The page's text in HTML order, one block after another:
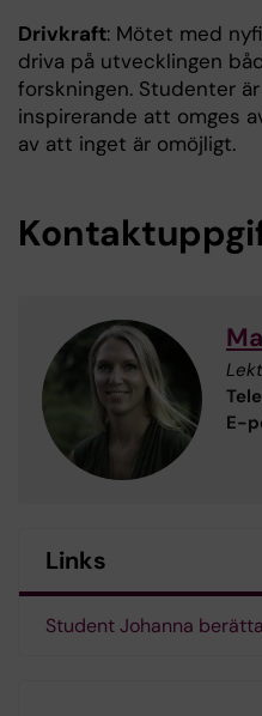
Drivkraft: Mötet med
driva på utvecklingen
forskningen. Studenter
inspirerande att omges
av att inget är omöjligt.
E-
Links
Student Johanna